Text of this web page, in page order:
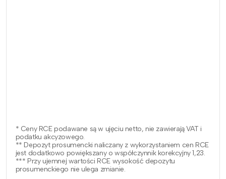
* Ceny RCE podawane są w ujęciu netto, nie zawierają VAT i
podatku akcyzowego.
** Depozyt prosumencki naliczany z wykorzystaniem cen RCE
jest dodatkowo powiększany o współczynnik korekcyjny 1,23.
*** Przy ujemnej wartości RCE wysokość depozytu
prosumenckiego nie ulega zmianie.